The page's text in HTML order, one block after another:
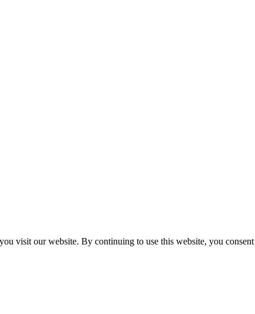
visit our website. By continuing to use this website, you